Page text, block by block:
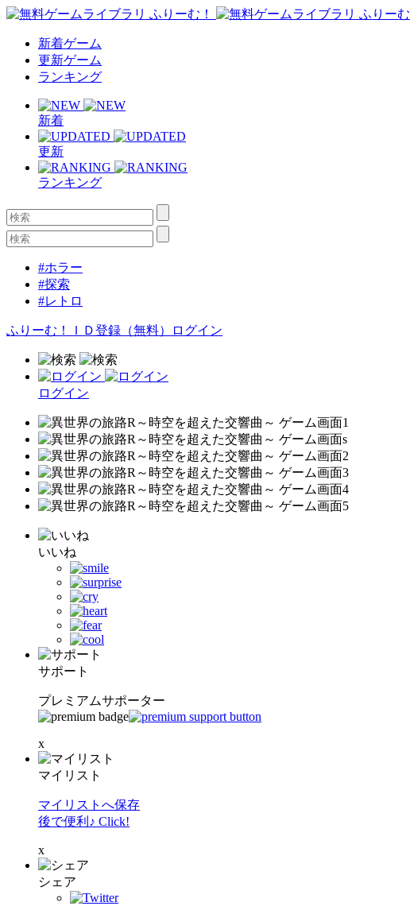
新着ゲーム
更新ゲーム
ランキング
新着
更新
ランキング
#ホラー
#探索
#レトロ
ふりーむ！ＩＤ登録（無料） ログイン
ログイン
いいね
サポート
プレミアムサポーター
x
マイリスト
マイリストへ保存
後で便利♪ Click!
x
シェア